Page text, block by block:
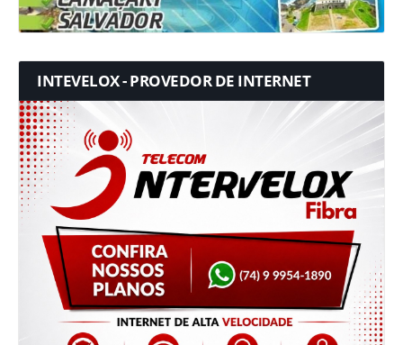
INTEVELOX - PROVEDOR DE INTERNET